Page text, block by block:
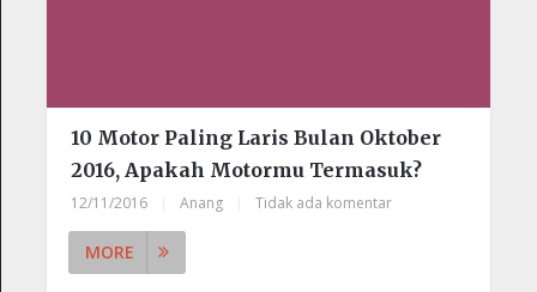
10 Motor Paling Laris Bulan Oktober
2016, Apakah Motormu Termasuk?
12/11/2016 Anang Tidak ada komentar
MORE